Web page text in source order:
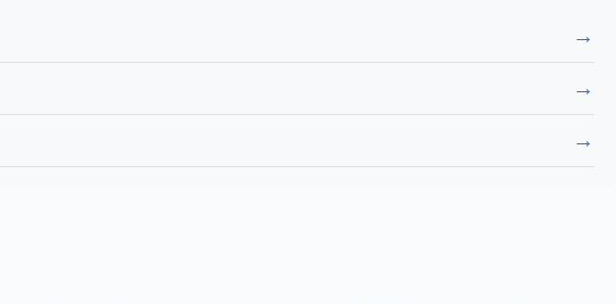
→
→
→